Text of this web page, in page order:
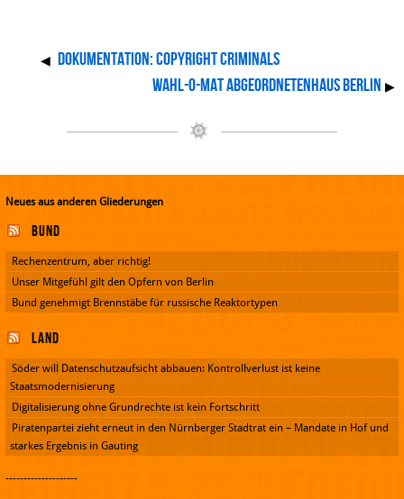
◀ Dokumentation: Copyright Criminals
Wahl-O-Mat Abgeordnetenhaus Berlin ▶
Neues aus anderen Gliederungen
Bund
Rechenzentrum, aber richtig!
Unser Mitgefühl gilt den Opfern von Berlin
Bund genehmigt Brennstäbe für russische Reaktortypen
Land
Söder will Datenschutzaufsicht abbauen: Kontrollverlust ist keine
Staatsmodernisierung
Digitalisierung ohne Grundrechte ist kein Fortschritt
Piratenpartei zieht erneut in den Nürnberger Stadtrat ein – Mandate in Hof und
starkes Ergebnis in Gauting
--------------------